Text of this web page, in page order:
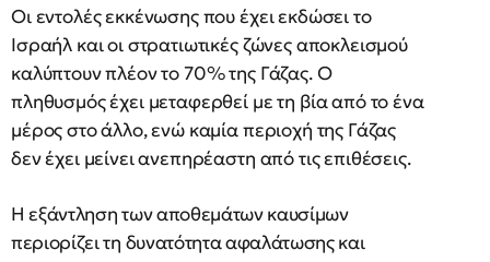
Οι εντολές εκκένωσης που έχει εκδώσει το
Ισραήλ και οι στρατιωτικές ζώνες αποκλεισμού
καλύπτουν πλέον το 70% της Γάζας. Ο
πληθυσμός έχει μεταφερθεί με τη βία από το ένα
μέρος στο άλλο, ενώ καμία περιοχή της Γάζας
δεν έχει μείνει ανεπηρέαστη από τις επιθέσεις.
Η εξάντληση των αποθεμάτων καυσίμων
περιορίζει τη δυνατότητα αφαλάτωσης και